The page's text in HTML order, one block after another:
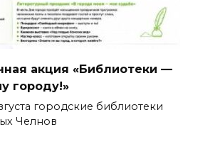
акция «Библиотеки —
городу!»
городские библиотеки
Челнов